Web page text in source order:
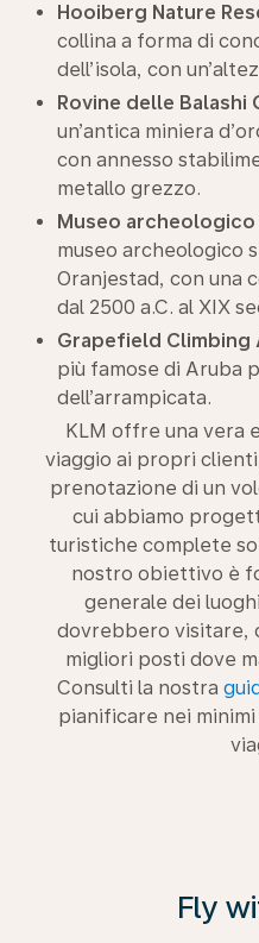
Hooiberg Nature
collina a forma di
dell’isola, con
Rovine delle Balashi
un’antica miniera
con annesso
metallo grezzo.
Museo archeologico
museo archeologico
Oranjestad, con una
dal 2500 a.C. al XIX
Grapefield Climbing
più famose di Aruba
dell’arrampicata.
KLM offre una vera
viaggio ai propri
prenotazione di un
cui abbiamo
turistiche complete
nostro obiettivo è
generale dei
dovrebbero visitare,
migliori posti dove
Consulti la nostra
pianificare nei
Fly